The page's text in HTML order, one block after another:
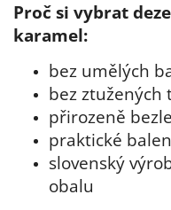
Proč si vybrat
karamel:
bez umělých
bez ztužených
přirozeně
praktické
slovenský
obalu